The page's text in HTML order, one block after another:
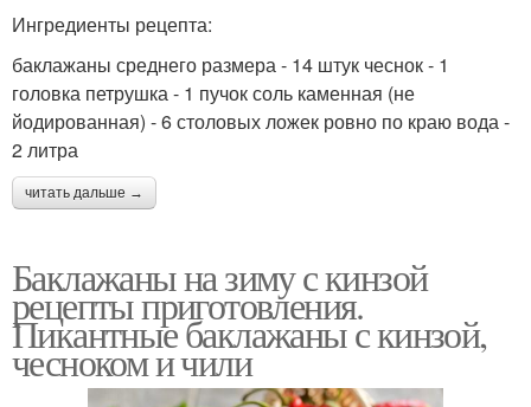
Ингредиенты рецепта:
баклажаны среднего размера - 14 штук чеснок - 1
головка петрушка - 1 пучок соль каменная (не
йодированная) - 6 столовых ложек ровно по краю вода -
2 литра
читать дальше →
Баклажаны на зиму с кинзой
рецепты приготовления.
Пикантные баклажаны с кинзой,
чесноком и чили